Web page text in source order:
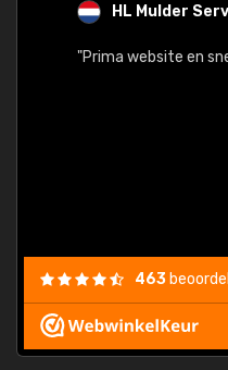
HL Mulder
"Prima website en
463